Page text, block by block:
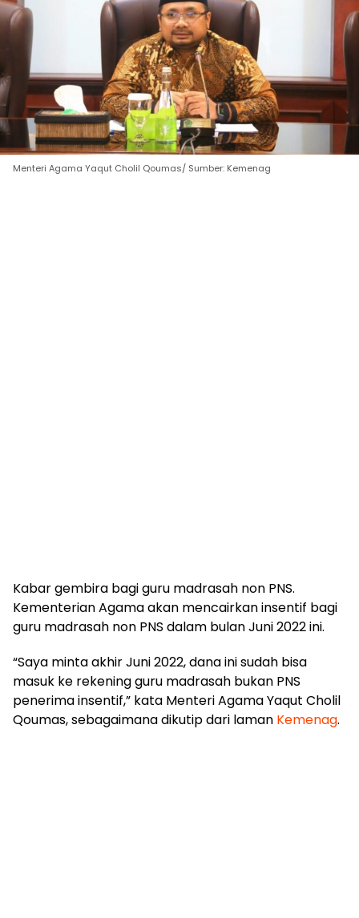
Menteri Agama Yaqut Cholil Qoumas/ Sumber: Kemenag
Kabar gembira bagi guru madrasah non PNS.
Kementerian Agama akan mencairkan insentif bagi
guru madrasah non PNS dalam bulan Juni 2022 ini.
“Saya minta akhir Juni 2022, dana ini sudah bisa
masuk ke rekening guru madrasah bukan PNS
penerima insentif,” kata Menteri Agama Yaqut Cholil
Qoumas, sebagaimana dikutip dari laman Kemenag.